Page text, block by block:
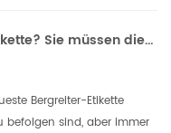
Wie viel wissen Sie über Reiten Etikette? Sie müssen diese 6 Punkte verstehen.
Bergreiter-Etikette
befolgen sind, aber immer